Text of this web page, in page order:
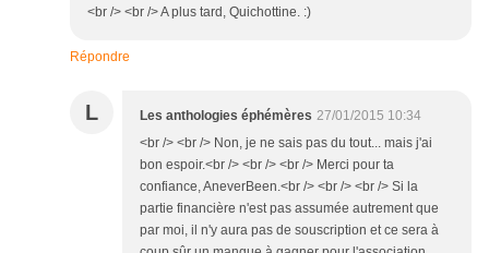
<br /> <br /> A plus tard, Quichottine. :)
Répondre
L Les anthologies éphémères 27/01/2015 10:34
<br /> <br /> Non, je ne sais pas du tout... mais j'ai
bon espoir.<br /> <br /> <br /> Merci pour ta
confiance, AneverBeen.<br /> <br /> <br /> Si la
partie financière n'est pas assumée autrement que
par moi, il n'y aura pas de souscription et ce sera à